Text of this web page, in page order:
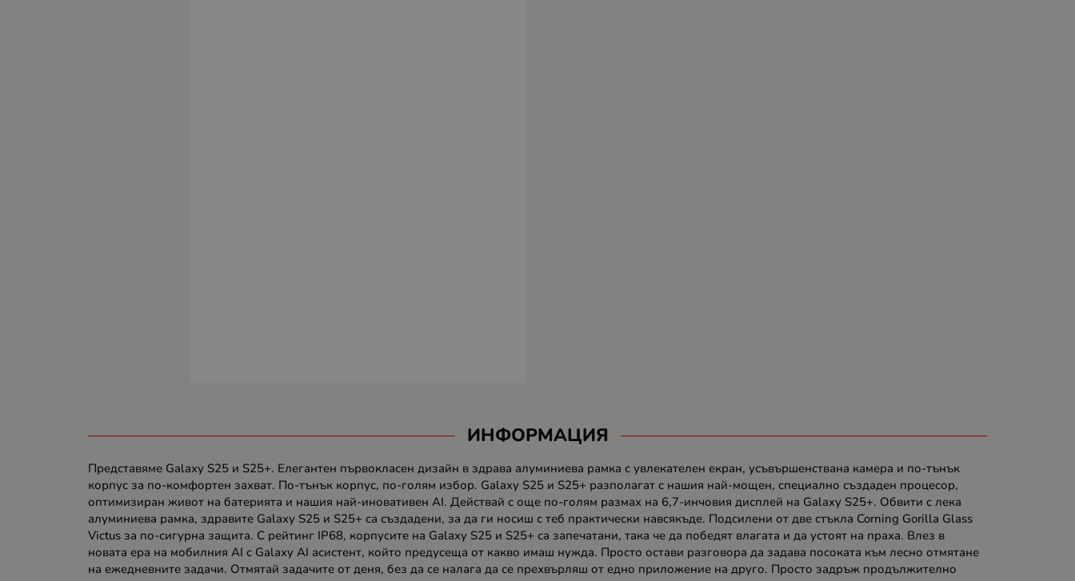
ИНФОРМАЦИЯ
Представяме Galaxy S25 и S25+. Елегантен първокласен дизайн в здрава алуминиева рамка с увлекателен екран, усъвършенствана камера и по-тънък
корпус за по-комфортен захват. По-тънък корпус, по-голям избор. Galaxy S25 и S25+ разполагат с нашия най-мощен, специално създаден процесор,
оптимизиран живот на батерията и нашия най-иновативен AI. Действай с още по-голям размах на 6,7-инчовия дисплей на Galaxy S25+. Обвити с лека
алуминиева рамка, здравите Galaxy S25 и S25+ са създадени, за да ги носиш с теб практически навсякъде. Подсилени от две стъкла Corning Gorilla Glass
Victus за по-сигурна защита. С рейтинг IP68, корпусите на Galaxy S25 и S25+ са запечатани, така че да победят влагата и да устоят на праха. Влез в
новата ера на мобилния AI с Galaxy AI асистент, който предусеща от какво имаш нужда. Просто остави разговора да задава посоката към лесно отмятане
на ежедневните задачи. Отмятай задачите от деня, без да се налага да се прехвърляш от едно приложение на друго. Просто задръж продължително